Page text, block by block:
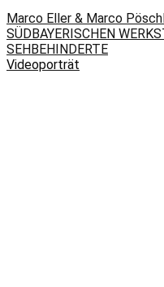
Marco Eller & Marco
SÜDBAYERISCHEN
SEHBEHINDERTE
Videoporträt